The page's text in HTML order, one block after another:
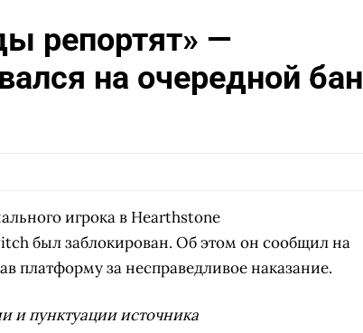
репортят» —
на очередной бан
игрока в Hearthstone
был заблокирован. Об этом он сообщил на
платформу за несправедливое наказание.
и пунктуации источника